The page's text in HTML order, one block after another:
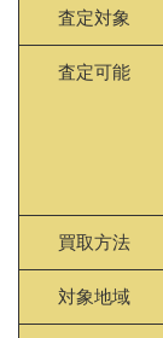
査定対象
査定可能
買取方法
対象地域